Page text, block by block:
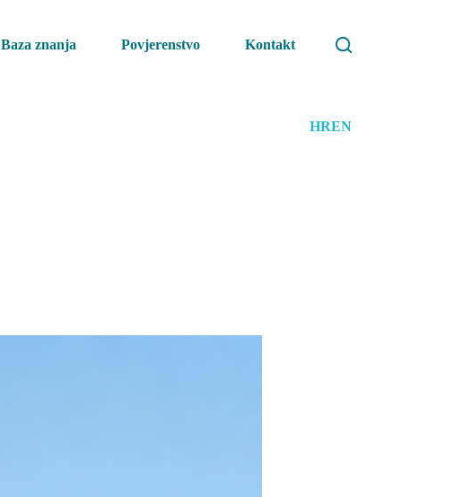
Baza znanja Povjerenstvo Kontakt
HREN